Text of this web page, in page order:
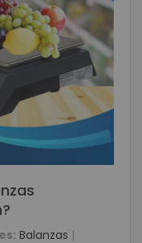
Balanzas |